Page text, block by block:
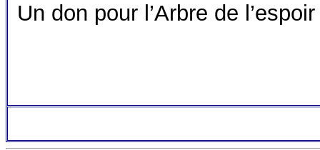
Un don pour l’Arbre de